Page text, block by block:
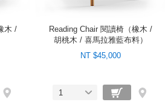
木 /
Reading Chair 閱讀椅（橡木 /
胡桃木 / 喜馬拉雅藍布料）
NT $45,000
1